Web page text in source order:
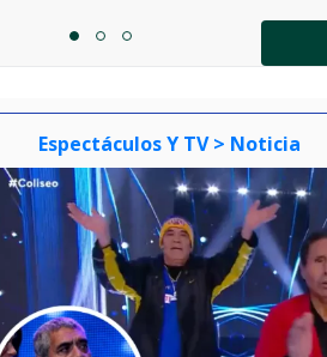
itemitemitem
Espectáculos Y TV > Noticia